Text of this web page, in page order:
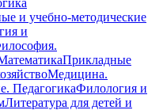
и учебно-методические
и
Прикладные
Медицина.
ПедагогикаФилология и
Литература для детей и